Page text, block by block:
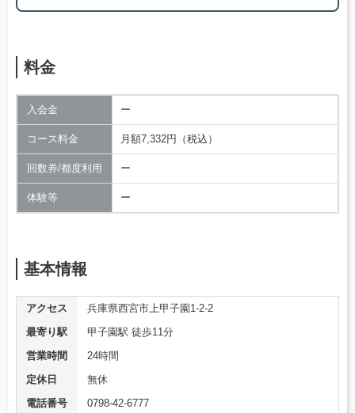
料金
入会金 ー
コース料金 月額7,332円（税込）
回数券/都度利用 ー
体験等 ー
基本情報
アクセス
兵庫県西宮市上甲子園1-2-2
最寄り駅
甲子園駅 徒歩11分
営業時間
24時間
定休日
無休
電話番号
0798-42-6777